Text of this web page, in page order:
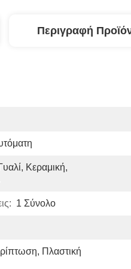
Περιγραφή
Κεραμική,
1 Σύνολο
Πλαστική